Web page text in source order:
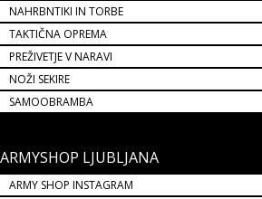
NAHRBNTIKI IN TORBE
TAKTIČNA OPREMA
PREŽIVETJE V NARAVI
NOŽI SEKIRE
SAMOOBRAMBA
ARMYSHOP LJUBLJANA
ARMY SHOP INSTAGRAM